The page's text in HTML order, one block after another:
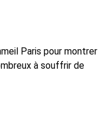
Paris pour montrer
à souffrir de